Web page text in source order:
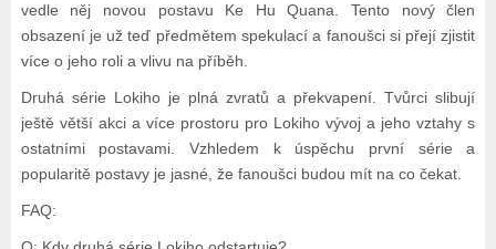
vedle něj novou postavu Ke Hu Quana. Tento nový člen
obsazení je už teď předmětem spekulací a fanoušci si přejí zjistit
více o jeho roli a vlivu na příběh.
Druhá série Lokiho je plná zvratů a překvapení. Tvůrci slibují
ještě větší akci a více prostoru pro Lokiho vývoj a jeho vztahy s
ostatními postavami. Vzhledem k úspěchu první série a
popularitě postavy je jasné, že fanoušci budou mít na co čekat.
FAQ: